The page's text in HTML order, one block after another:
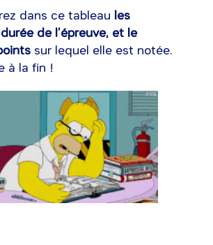
dans ce tableau les
de l’épreuve, et le
sur lequel elle est notée.
à la fin !